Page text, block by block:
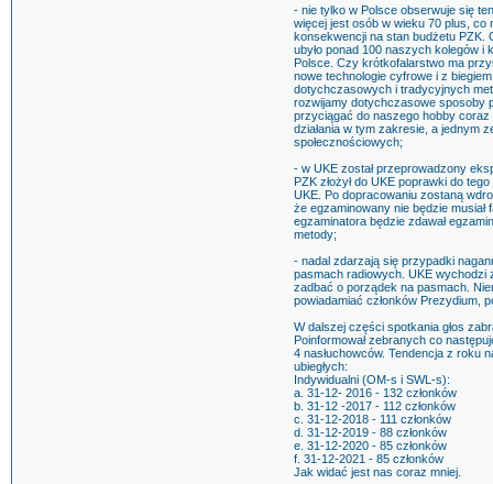
- nie tylko w Polsce obserwuje się
więcej jest osób w wieku 70 plus, co
konsekwencji na stan budżetu PZK.
ubyło ponad 100 naszych kolegów i
Polsce. Czy krótkofalarstwo ma
nowe technologie cyfrowe i z
dotychczasowych i tradycyjnych
rozwijamy dotychczasowe sposoby
przyciągać do naszego hobby coraz
działania w tym zakresie, a jednym
społecznościowych;
- w UKE został przeprowadzony
PZK złożył do UKE poprawki do
UKE. Po dopracowaniu zostaną
że egzaminowany nie będzie
egzaminatora będzie zdawał
metody;
- nadal zdarzają się przypadki
pasmach radiowych. UKE wychodzi
zadbać o porządek na pasmach.
powiadamiać członków Prezydium,
W dalszej części spotkania głos
Poinformował zebranych co
4 nasłuchowców. Tendencja z roku
ubiegłych:
Indywidualni (OM-s i SWL-s):
a. 31-12- 2016 - 132 członków
b. 31-12 -2017 - 112 członków
c. 31-12-2018 - 111 członków
d. 31-12-2019 - 88 członków
e. 31-12-2020 - 85 członków
f. 31-12-2021 - 85 członków
Jak widać jest nas coraz mniej.